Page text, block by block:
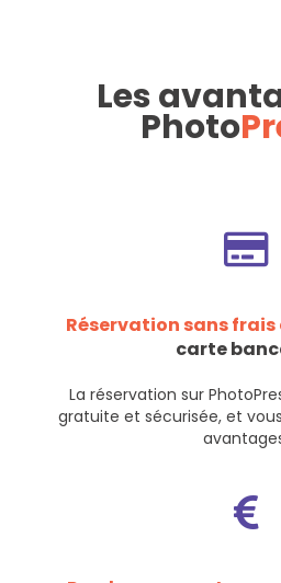
Les
Photo
Réservation sans frais
carte
La réservation sur
gratuite et sécurisée, et